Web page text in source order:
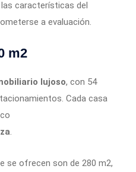
las características del
a evaluación.
m2
lujoso, con 54
Cada casa
.
se ofrecen son de 280 m2,